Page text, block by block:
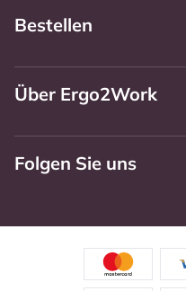
Bestellen
Über Ergo2Work
Folgen Sie uns